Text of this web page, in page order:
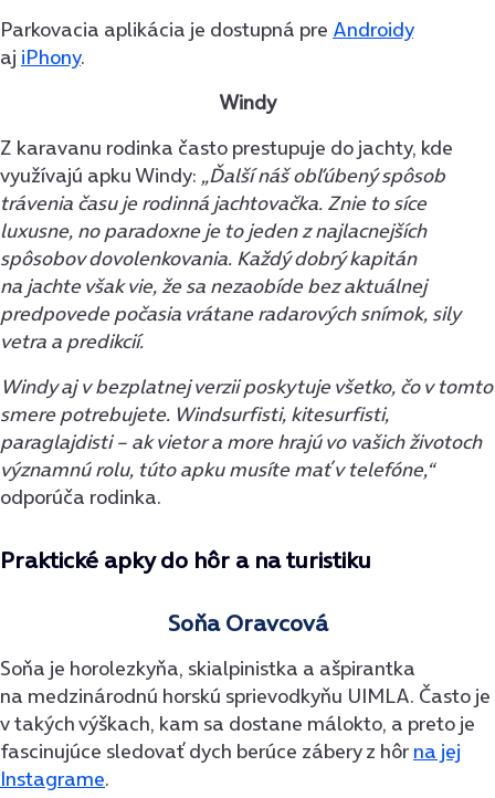
Parkovacia aplikácia je dostupná pre Androidy
aj iPhony.
Windy
Z karavanu rodinka často prestupuje do jachty, kde
využívajú apku Windy: „Ďalší náš obľúbený spôsob
trávenia času je rodinná jachtovačka. Znie to síce
luxusne, no paradoxne je to jeden z najlacnejších
spôsobov dovolenkovania. Každý dobrý kapitán
na jachte však vie, že sa nezaobíde bez aktuálnej
predpovede počasia vrátane radarových snímok, sily
vetra a predikcií.
Windy aj v bezplatnej verzii poskytuje všetko, čo v tomto
smere potrebujete. Windsurfisti, kitesurfisti,
paraglajdisti – ak vietor a more hrajú vo vašich životoch
významnú rolu, túto apku musíte mať v telefóne,“
odporúča rodinka.
Praktické apky do hôr a na turistiku
Soňa Oravcová
Soňa je horolezkyňa, skialpinistka a ašpirantka
na medzinárodnú horskú sprievodkyňu UIMLA. Často je
v takých výškach, kam sa dostane málokto, a preto je
fascinujúce sledovať dych berúce zábery z hôr na jej
Instagrame.